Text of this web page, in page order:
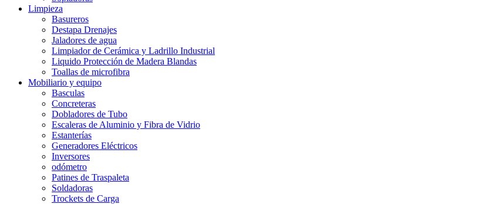
Limpieza
Basureros
Destapa Drenajes
Jaladores de agua
Limpiador de Cerámica y Ladrillo Industrial
Liquido Protección de Madera Blandas
Toallas de microfibra
Mobiliario y equipo
Basculas
Concreteras
Dobladores de Tubo
Escaleras de Aluminio y Fibra de Vidrio
Estanterías
Generadores Eléctricos
Inversores
odómetro
Patines de Traspaleta
Soldadoras
Trockets de Carga